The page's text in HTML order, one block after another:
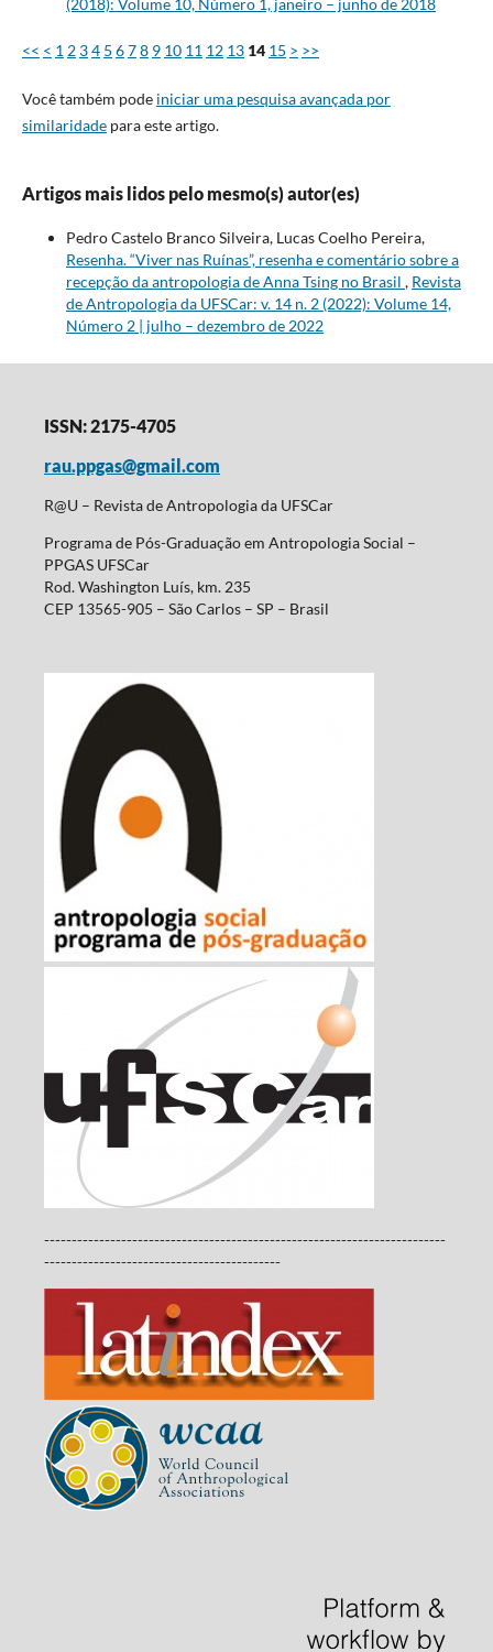
(2018): Volume 10, Número 1, janeiro – junho de 2018
<< < 1 2 34 5 678 9 10 11 12 13 14 15 > >>
Você também pode iniciar uma pesquisa avançada por
similaridadepara este artigo.
Artigos mais lidos pelo mesmo(s) autor(es)
Pedro Castelo Branco Silveira, Lucas Coelho Pereira,
Resenha. “Viver nas Ruínas”, resenha e comentário sobre a
recepção da antropologia de Anna Tsing no Brasil , Revista
de Antropologia da UFSCar: v. 14 n. 2 (2022): Volume 14,
Número 2 | julho – dezembro de 2022
ISSN: 2175-4705
rau.ppgas@gmail.com
R@U – Revista de Antropologia da UFSCar
Programa de Pós-Graduação em Antropologia Social –
PPGAS UFSCar
Rod. Washington Luís, km. 235
CEP 13565-905 – São Carlos – SP – Brasil
-------------------------------------------------------------------------
-------------------------------------------